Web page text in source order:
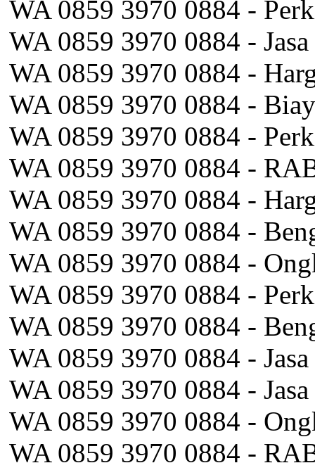
WA 0859 3970 0884 -
WA 0859 3970 0884 -
WA 0859 3970 0884 -
WA 0859 3970 0884 -
WA 0859 3970 0884 -
WA 0859 3970 0884 -
WA 0859 3970 0884 -
WA 0859 3970 0884 -
WA 0859 3970 0884 -
WA 0859 3970 0884 -
WA 0859 3970 0884 -
WA 0859 3970 0884 -
WA 0859 3970 0884 -
WA 0859 3970 0884 -
WA 0859 3970 0884 -